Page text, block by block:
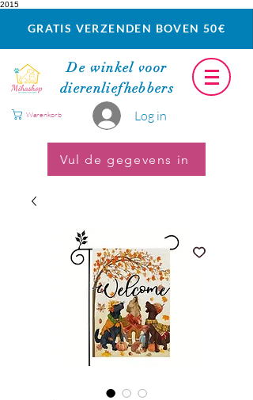
2015
GRATIS VERZENDEN BOVEN 50€
De winkel voor
dierenliefhebbers
Log in
Warenkorb
Vul de gegevens in